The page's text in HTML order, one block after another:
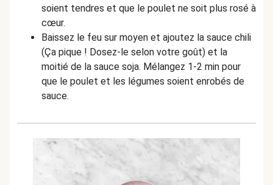
soient tendres et que le poulet ne soit plus rosé à
cœur.
Baissez le feu sur moyen et ajoutez la sauce chili
(Ça pique ! Dosez-le selon votre goût) et la
moitié de la sauce soja. Mélangez 1-2 min pour
que le poulet et les légumes soient enrobés de
sauce.